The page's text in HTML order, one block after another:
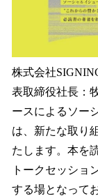
株式会社
表取締役社長：
ースによるソー
は、新たな取り
たします。本を
トークセッショ
する場となって